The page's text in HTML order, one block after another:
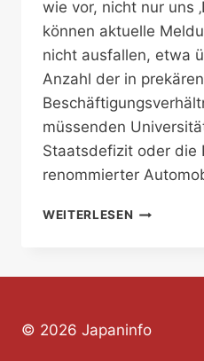
wie vor, nicht nur uns
können aktuelle
nicht ausfallen, etwa
Anzahl der in prekären
müssenden
Staatsdefizit oder die
renommierter
WEITERLESEN VOM
© 2026 Japaninfo